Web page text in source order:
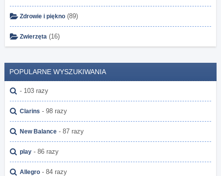
Zdrowie i piękno (89)
Zwierzęta (16)
POPULARNE WYSZUKIWANIA
- 103 razy
Clarins - 98 razy
New Balance - 87 razy
play - 86 razy
Allegro - 84 razy